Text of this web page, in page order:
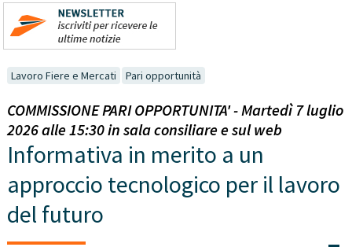
Lavoro Fiere e Mercati Pari opportunità
COMMISSIONE PARI OPPORTUNITA' - Martedì 7 luglio
2026 alle 15:30 in sala consiliare e sul web
Informativa in merito a un
approccio tecnologico per il lavoro
del futuro